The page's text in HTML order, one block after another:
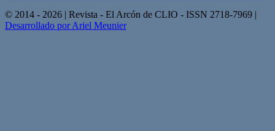
© 2014 - 2026 | Revista - El Arcón de CLIO - ISSN 2718-7969 |
Desarrollado por Ariel Meunier